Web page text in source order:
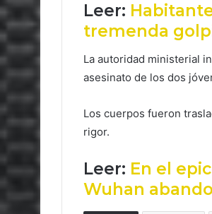
Leer:
tremenda
La autoridad ministerial
asesinato de los dos
Los cuerpos fueron
rigor.
Leer: En el
Wuhan